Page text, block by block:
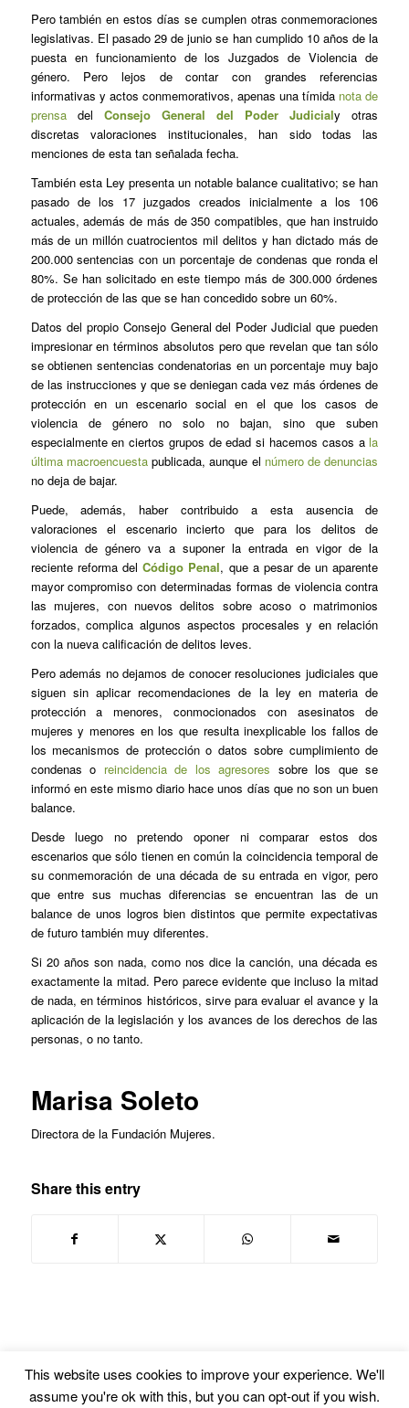
Pero también en estos días se cumplen otras conmemoraciones
legislativas. El pasado 29 de junio se han cumplido 10 años de la
puesta en funcionamiento de los Juzgados de Violencia de
género. Pero lejos de contar con grandes referencias
informativas y actos conmemorativos, apenas una tímida nota de
prensadel Consejo General del Poder Judicialy otras
discretas valoraciones institucionales, han sido todas las
menciones de esta tan señalada fecha.
También esta Ley presenta un notable balance cualitativo; se han
pasado de los 17 juzgados creados inicialmente a los 106
actuales, además de más de 350 compatibles, que han instruido
más de un millón cuatrocientos mil delitos y han dictado más de
200.000 sentencias con un porcentaje de condenas que ronda el
80%. Se han solicitado en este tiempo más de 300.000 órdenes
de protección de las que se han concedido sobre un 60%.
Datos del propio Consejo General del Poder Judicial que pueden
impresionar en términos absolutos pero que revelan que tan sólo
se obtienen sentencias condenatorias en un porcentaje muy bajo
de las instrucciones y que se deniegan cada vez más órdenes de
protección en un escenario social en el que los casos de
violencia de género no solo no bajan, sino que suben
especialmente en ciertos grupos de edad si hacemos casos ala
última macroencuestapublicada, aunque el número de denuncias
no deja de bajar.
Puede, además, haber contribuido a esta ausencia de
valoraciones el escenario incierto que para los delitos de
violencia de género va a suponer la entrada en vigor de la
reciente reforma delCódigo Penal, que a pesar de un aparente
mayor compromiso con determinadas formas de violencia contra
las mujeres, con nuevos delitos sobre acoso o matrimonios
forzados, complica algunos aspectos procesales y en relación
con la nueva calificación de delitos leves.
Pero además no dejamos de conocer resoluciones judiciales que
siguen sin aplicar recomendaciones de la ley en materia de
protección a menores, conmocionados con asesinatos de
mujeres y menores en los que resulta inexplicable los fallos de
los mecanismos de protección o datos sobre cumplimiento de
condenas o reincidencia de los agresores sobre los que se
informó en este mismo diario hace unos días que no son un buen
balance.
Desde luego no pretendo oponer ni comparar estos dos
escenarios que sólo tienen en común la coincidencia temporal de
su conmemoración de una década de su entrada en vigor, pero
que entre sus muchas diferencias se encuentran las de un
balance de unos logros bien distintos que permite expectativas
de futuro también muy diferentes.
Si 20 años son nada, como nos dice la canción, una década es
exactamente la mitad. Pero parece evidente que incluso la mitad
de nada, en términos históricos, sirve para evaluar el avance y la
aplicación de la legislación y los avances de los derechos de las
personas, o no tanto.
Marisa Soleto
Directora de la Fundación Mujeres.
Share this entry
This website uses cookies to improve your experience. We'll
assume you're ok with this, but you can opt-out if you wish.